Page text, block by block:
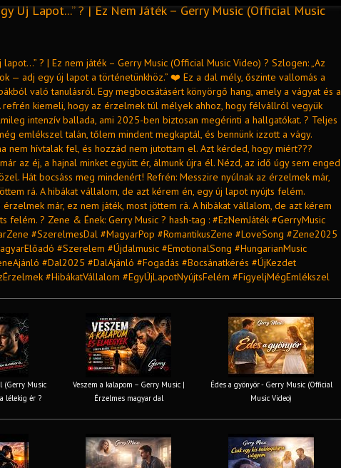
Új Lapot...” ? | Ez Nem Játék – Gerry Music (Official Music
? | Ez nem játék – Gerry Music (Official Music Video) ? Szlogen: „Az
— adj egy új lapot a történetünkhöz.” ❤️ Ez a dal mély, őszinte vallomás a
való tanulásról. Egy megbocsátásért könyörgő hang, amely a vágyat és a
refrén kiemeli, hogy az érzelmek túl mélyek ahhoz, hogy félvállról vegyük
intenzív ballada, ami 2025-ben biztosan megérinti a hallgatókat. ? Teljes
emlékszel talán, tőlem mindent megkaptál, és bennünk izzott a vágy.
nem hívtalak fel, és hozzád nem jutottam el. Azt kérded, hogy miért???
az éj, a hajnal minket együtt ér, álmunk újra él. Nézd, az idő úgy sem enged
Hát bocsáss meg mindenért! Refrén: Messzire nyúlnak az érzelmek már,
rá. A hibákat vállalom, de azt kérem én, egy új lapot nyújts felém.
már, ez nem játék, most jöttem rá. A hibákat vállalom, de azt kérem
felém. ? Zene & Ének: Gerry Music ? hash-tag : #EzNemJáték #GerryMusic
#SzerelmesDal #MagyarPop #RomantikusZene #LoveSong #Zene2025
#Szerelem #Újdalmusic #EmotionalSong #HungarianMusic
#Dal2025 #DalAjánló #Fogadás #Bocsánatkérés #ÚjKezdet
#HibákatVállalom #EgyÚjLapotNyújtsFelém #FigyeljMégEmlékszel
(Gerry Music
lélekig ér ?
Veszem a kalapom – Gerry Music |
Érzelmes magyar dal
Édes a gyönyör - Gerry Music (Official
Music Video)